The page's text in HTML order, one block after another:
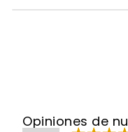
Opiniones de